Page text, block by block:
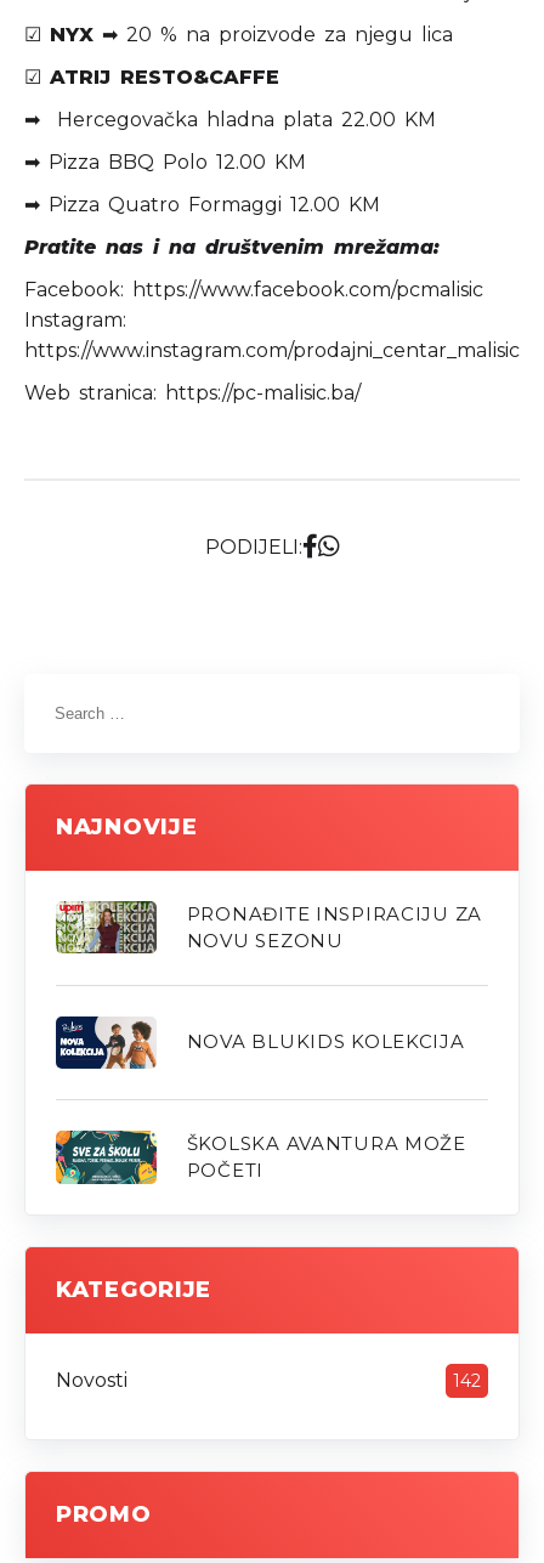
☑ NYX ➡ 20 % na proizvode za njegu lica
☑ ATRIJ RESTO&CAFFE
➡ Hercegovačka hladna plata 22.00 KM
➡ Pizza BBQ Polo 12.00 KM
➡ Pizza Quatro Formaggi 12.00 KM
Pratite nas i na društvenim mrežama:
Facebook: https://www.facebook.com/pcmalisic
Instagram:
https://www.instagram.com/prodajni_centar_malisic
Web stranica: https://pc-malisic.ba/
PODIJELI:
NAJNOVIJE
PRONAĐITE INSPIRACIJU ZA
NOVU SEZONU
NOVA BLUKIDS KOLEKCIJA
ŠKOLSKA AVANTURA MOŽE
POČETI
KATEGORIJE
Novosti 142
PROMO